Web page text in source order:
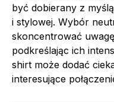
być dobierany z
i stylowej. Wybór
skoncentrować
podkreślając ich
shirt może dodać
interesujące